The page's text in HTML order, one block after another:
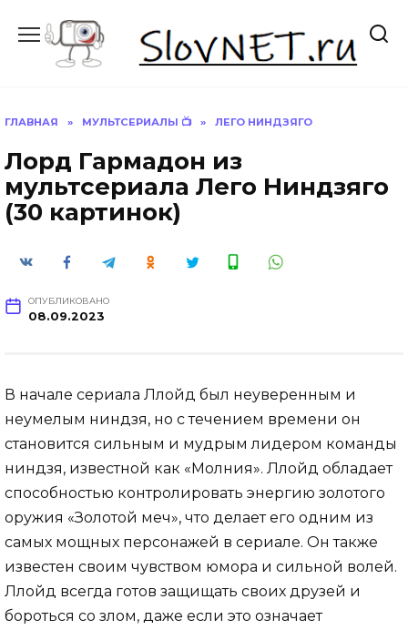
содержанию
ГЛАВНАЯ » МУЛЬТСЕРИАЛЫ 📺 » ЛЕГО НИНДЗЯГО
Лорд Гармадон из
мультсериала Лего Ниндзяго
(30 картинок)
ОПУБЛИКОВАНО
08.09.2023
В начале сериала Ллойд был неуверенным и
неумелым ниндзя, но с течением времени он
становится сильным и мудрым лидером команды
ниндзя, известной как «Молния». Ллойд обладает
способностью контролировать энергию золотого
оружия «Золотой меч», что делает его одним из
самых мощных персонажей в сериале. Он также
известен своим чувством юмора и сильной волей.
Ллойд всегда готов защищать своих друзей и
бороться со злом, даже если это означает